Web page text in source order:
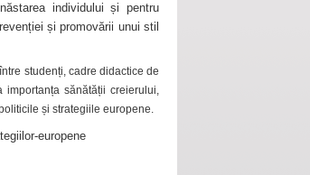
individului și pentru
și promovării unui stil
studenți, cadre didactice de
importanța sănătății creierului,
și strategiile europene.
europene